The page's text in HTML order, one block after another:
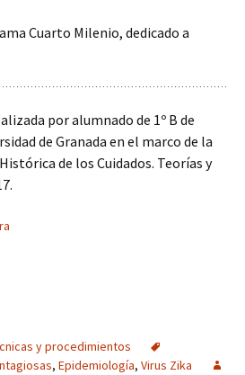
Cuarto Milenio, dedicado a
por alumnado de 1º B de
de Granada en el marco de la
de los Cuidados. Teorías y
y procedimientos
, Epidemiología, Virus Zika